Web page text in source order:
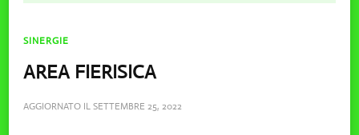
SINERGIE
AREA FIERISICA
AGGIORNATO ILSETTEMBRE 25, 2022